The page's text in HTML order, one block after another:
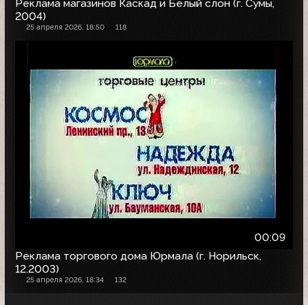
Реклама магазинов Каскад и Белый слон (г. Сумы,
2004)
25 апреля 2026, 18:50 118
00:09
Реклама торгового дома Юрмала (г. Норильск,
12.2003)
25 апреля 2026, 18:34 132